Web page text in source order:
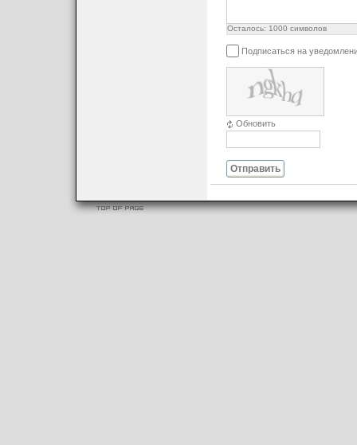
Осталось: 1000 символов
Подписаться на
Обновить
Отправить